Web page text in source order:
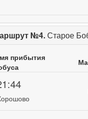
№4.Старое
прибытия